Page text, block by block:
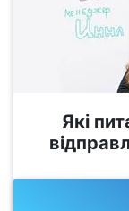
Які